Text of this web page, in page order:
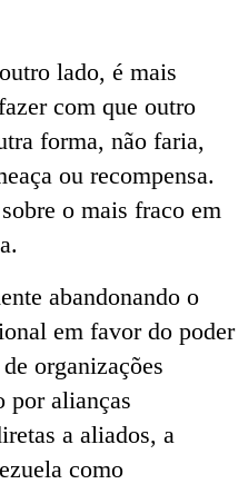
lado, é mais
com que outro
forma, não faria,
ou recompensa.
o mais fraco em
abandonando o
em favor do poder
organizações
por alianças
a aliados, a
como